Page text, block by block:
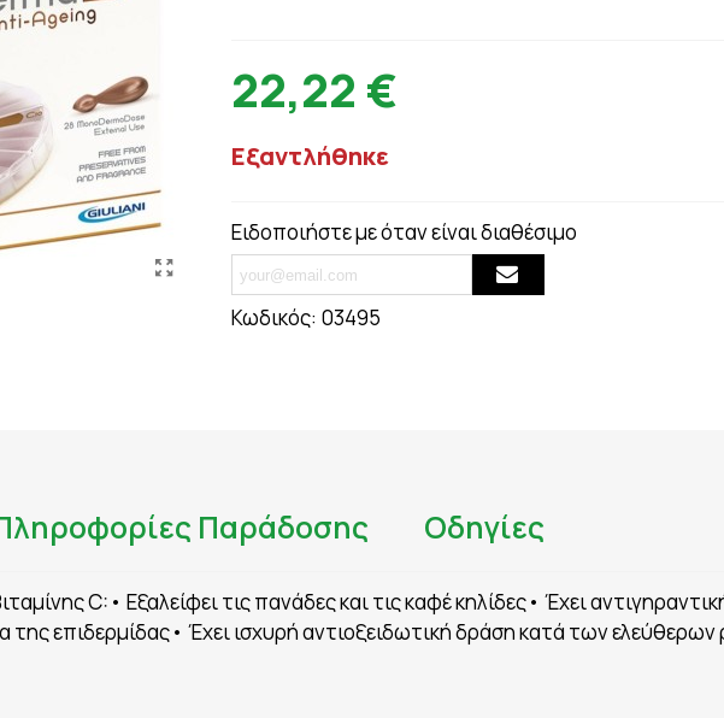
ΤΑΤΟΥΑΖ
ΑΝΤΙΦΛΕΓΜΟΝΩΔΗ
ΑΠΟΤΟΞΙΝΩΣΗ ΣΥΚΩΤΙΟΥ
ΑΡΘΡΙΤΙΔΑ
ΑΣΦΑΛΕΣ ΜΑΥΡΙΣΜΑ
ΑΦΥΔΑΤΩΣΗ
ΒΗΧΑΣ/ ΛΟΙΜΩΞΕΙΣ/ ΙΩΣΕΙΣ
ΓΑΣΤΡΕΝΤΕΡΙΚΟ
ΝΕΥΡΟΠΑΘΗΤΙΚΟΣ ΠΟΝΟΣ - ΧΡΟΝΙΟΣ
ΝΥΧΙΑ - ΜΑΛΛΙΑ - ΔΕΡΜΑ
ΟΣΤΑ & ΠΡΟΒΛΗΜΑΤΑ ΑΡΘΡΩΣΕΩΝ
22,22 €
Εξαντλήθηκε
Ειδοποιήστε με όταν είναι διαθέσιμο
Κωδικός: 03495
Παράδοσης Οδηγίες
C:• Εξαλείφει τις πανάδες και τις καφέ κηλίδες• Έχει
της επιδερμίδας• Έχει ισχυρή αντιοξειδωτική δράση κατά των